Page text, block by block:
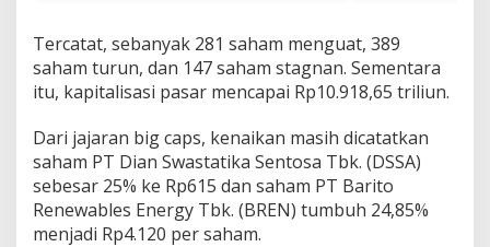
Tercatat, sebanyak 281 saham menguat, 389
saham turun, dan 147 saham stagnan. Sementara
itu, kapitalisasi pasar mencapai Rp10.918,65 triliun.
Dari jajaran big caps, kenaikan masih dicatatkan
saham PT Dian Swastatika Sentosa Tbk. (DSSA)
sebesar 25% ke Rp615 dan saham PT Barito
Renewables Energy Tbk. (BREN) tumbuh 24,85%
menjadi Rp4.120 per saham.